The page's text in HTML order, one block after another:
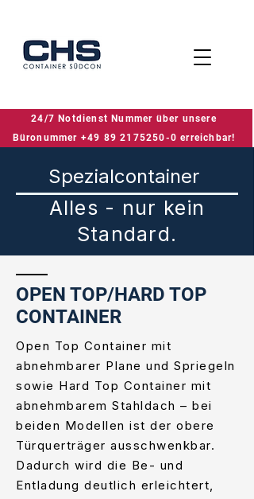
Büronummer +49 89 2175250-0 erreichbar!
24/7 Notdienst Nummer über unsere
Spezialcontainer
Alles - nur kein
Standard.
OPEN TOP/HARD TOP
CONTAINER
Open Top Container mit
abnehmbarer Plane und Spriegeln
sowie Hard Top Container mit
abnehmbarem Stahldach – bei
beiden Modellen ist der obere
Türquerträger ausschwenkbar.
Dadurch wird die Be- und
Entladung deutlich erleichtert,